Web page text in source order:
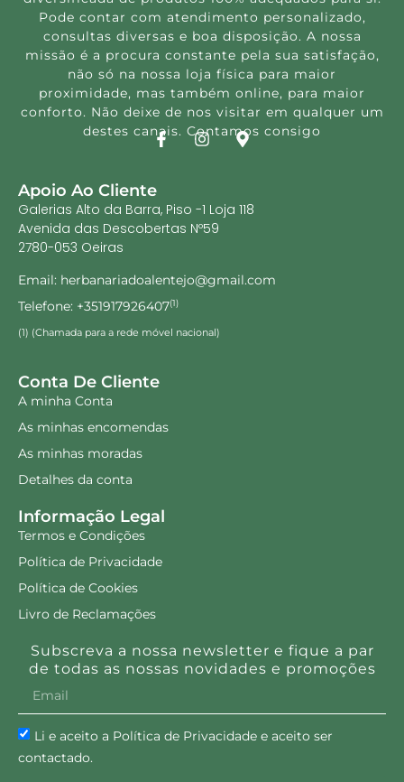
Pode contar com atendimento personalizado,
consultas diversas e boa disposição. A nossa
missão é a procura constante pela sua satisfação,
não só na nossa loja física para maior
proximidade, mas também online, para maior
conforto. Não deixe de nos visitar em qualquer um
destes canais. Contamos consigo
Apoio Ao Cliente
Galerias Alto da Barra, Piso -1 Loja 118
Avenida das Descobertas Nº59
2780-053 Oeiras
Email: herbanariadoalentejo@gmail.com
Telefone: +351917926407(1)
(1) (Chamada para a rede móvel nacional)
Conta De Cliente
A minha Conta
As minhas encomendas
As minhas moradas
Detalhes da conta
Informação Legal
Termos e Condições
Política de Privacidade
Política de Cookies
Livro de Reclamações
Subscreva a nossa newsletter e fique a par
de todas as nossas novidades e promoções
Li e aceito a Política de Privacidade e aceito ser
contactado.